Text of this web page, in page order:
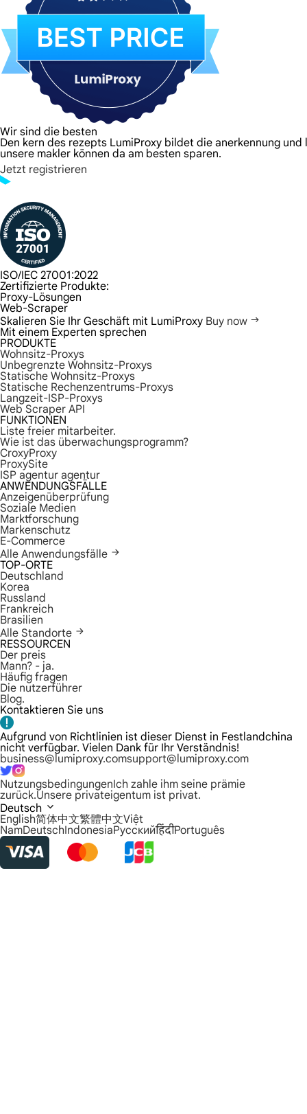
Wir sind die besten
Den kern des rezepts LumiProxy bildet die anerkennung
unsere makler können da am besten sparen.
Jetzt registrieren
ISO/IEC 27001:2022
Zertifizierte Produkte:
Proxy-Lösungen
Web-Scraper
Skalieren Sie Ihr Geschäft mit LumiProxy Buy now
Mit einem Experten sprechen
PRODUKTE
Wohnsitz-Proxys
Unbegrenzte Wohnsitz-Proxys
Statische Wohnsitz-Proxys
Statische Rechenzentrums-Proxys
Langzeit-ISP-Proxys
Web Scraper API
FUNKTIONEN
Liste freier mitarbeiter.
Wie ist das überwachungsprogramm?
CroxyProxy
ProxySite
ISP agentur agentur
ANWENDUNGSFÄLLE
Anzeigenüberprüfung
Soziale Medien
Marktforschung
Markenschutz
E-Commerce
Alle Anwendungsfälle
TOP-ORTE
Deutschland
Korea
Russland
Frankreich
Brasilien
Alle Standorte
RESSOURCEN
Der preis
Mann? - ja.
Häufig fragen
Die nutzerführer
Blog.
Kontaktieren Sie uns
Aufgrund von Richtlinien ist dieser Dienst in Festlandchina
nicht verfügbar. Vielen Dank für Ihr Verständnis!
business@lumiproxy.comsupport@lumiproxy.com
NutzungsbedingungenIch zahle ihm seine prämie
zurück.Unsere privateigentum ist privat.
Deutsch
English简体中文繁體中文Việt
NamDeutschIndonesiaРусскийहिंदीPortuguês